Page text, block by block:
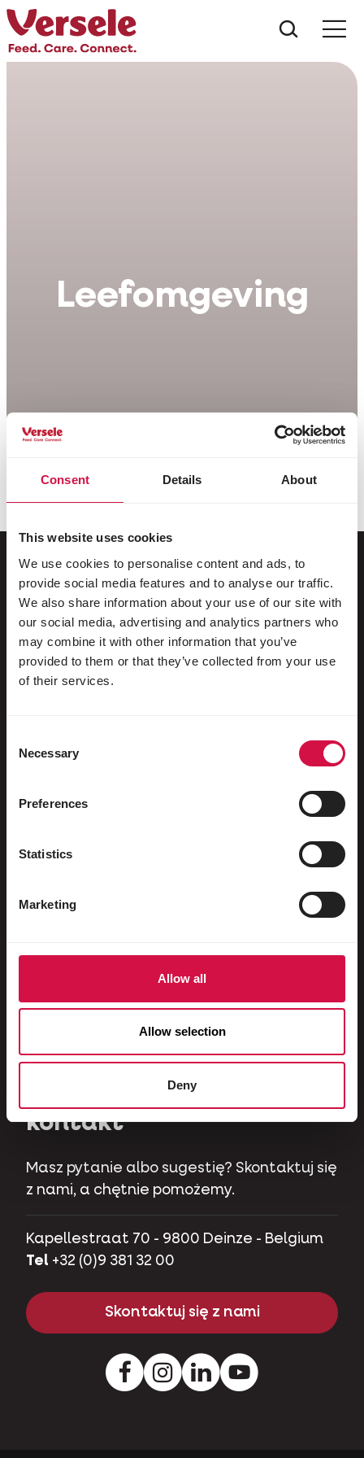
Consent Details About
This website uses cookies
We use cookies to personalise content and ads, to
provide social media features and to analyse our traffic.
We also share information about your use of our site with
our social media, advertising and analytics partners who
may combine it with other information that you’ve
provided to them or that they’ve collected from your use
of their services.
Selection
Necessary
Preferences
Statistics
Marketing
Allow all
Allow selection
Deny
Leefomgeving
Dla Twojego zwierzaka
Ptaki dzikie
Ptaki klatkowe i wolierowe
Króliki
Roslinożercy
kontakt
Masz pytanie albo sugestię? Skontaktuj się
z nami, a chętnie pomożemy.
Kapellestraat 70 - 9800 Deinze - Belgium
Tel +32 (0)9 381 32 00
Skontaktuj się z nami
FacebookInstagramPinterestYoutube